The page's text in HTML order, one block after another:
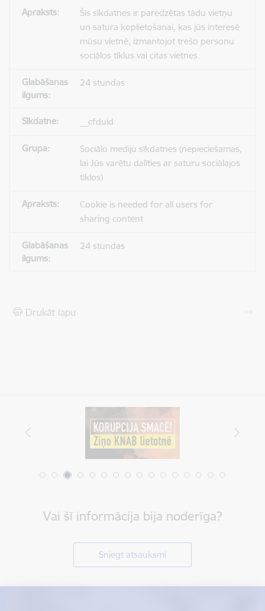
Šīs sīkdatnes ir paredzētas tādu vietņu
un satura koplietošanai, kas jūs interesē
mūsu vietnē, izmantojot trešo personu
sociālos tīklus vai citas vietnes.
24 stundas
__cfduid
Sociālo mediju sīkdatnes (nepieciešamas,
lai Jūs varētu dalīties ar saturu sociālajos
tīklos)
Cookie is needed for all users for
sharing content
24 stundas
Drukāt lapu
Vai šī informācija bija noderīga?
Sniegt atsauksmi